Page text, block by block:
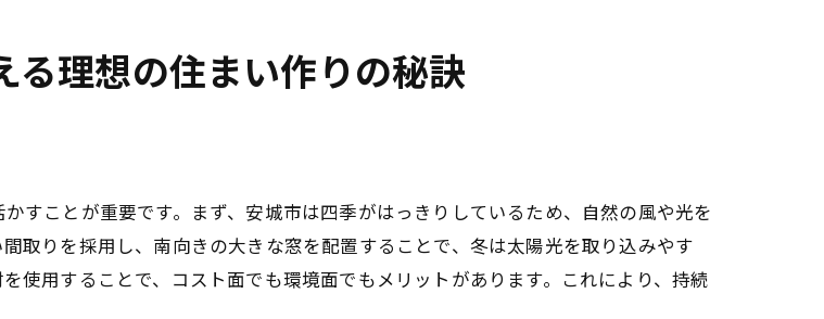
デザイン自由度
市のライフスタイルに合った空間設計
用スペース提案
た可変性ある空間
ための工夫
の重要性
る理想の住まい作りの秘訣
すことが重要です。まず、安城市は四季がはっきりしているため、自然の風や光を
取りを採用し、南向きの大きな窓を配置することで、冬は太陽光を取り込みやす
使用することで、コスト面でも環境面でもメリットがあります。これにより、持続